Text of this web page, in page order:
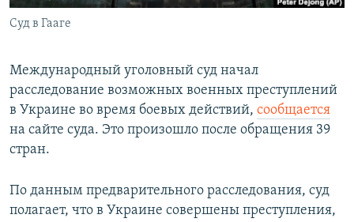
Все сайты РСЕ/РС
Суд в Гааге
Международный уголовный суд начал
расследование возможных военных преступлений
в Украине во время боевых действий, сообщается
на сайте суда. Это произошло после обращения 39
стран.
По данным предварительного расследования, суд
полагает, что в Украине совершены преступления,